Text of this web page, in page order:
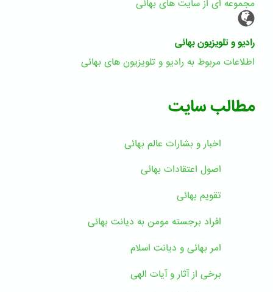
مجموعه ای از سایت های بهائی
رادیو و تلویزیون بهائی
اطلاعات مربوط به رادیو و تلویزیون های بهائی
مطالب سایت
اخبار و بشارات عالم بهائى
اصول اعتقادات بهائی
تقویم بهائی
افراد برجسته مومن به دیانت بهائی
امر بهائی و دیانت اسلام
برخی از آثار و آیات الهی